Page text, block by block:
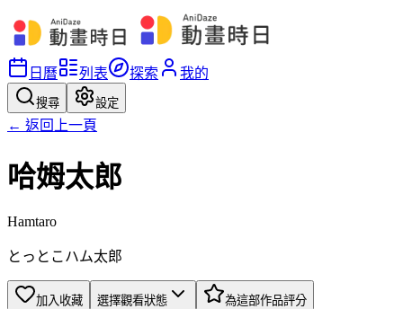
日曆 列表 探索 我的
搜尋 設定
← 返回上一頁
哈姆太郎
Hamtaro
とっとこハム太郎
加入收藏 選擇觀看狀態 為這部作品評分